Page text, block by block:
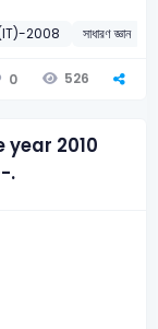
2008 সাধারণ জ্ঞান
0 526
2010
.